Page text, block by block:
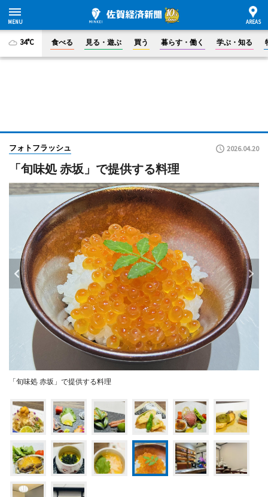
34°C 食べる 見る・遊ぶ 買う 暮らす・働く 学ぶ・知る
フォトフラッシュ 2026.04.20
「旬味処 赤坂」で提供する料理
「旬味処 赤坂」で提供する料理